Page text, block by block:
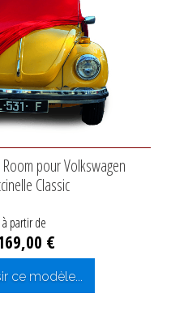
pour Volkswagen
Classic
à partir de
€
ce modèle...